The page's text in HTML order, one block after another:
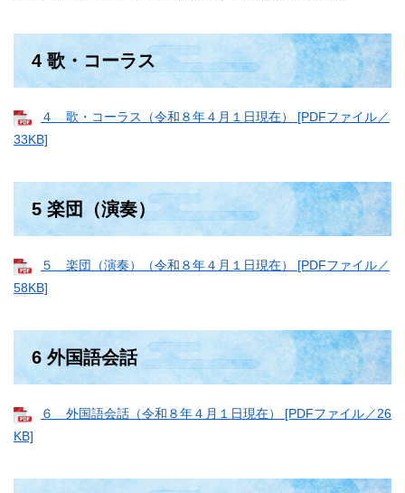
4 歌・コーラス
４ 歌・コーラス（令和８年４月１日現在） [PDFファイル／
33KB]
5 楽団（演奏）
５ 楽団（演奏）（令和８年４月１日現在） [PDFファイル／
58KB]
6 外国語会話
６ 外国語会話（令和８年４月１日現在） [PDFファイル／26
KB]